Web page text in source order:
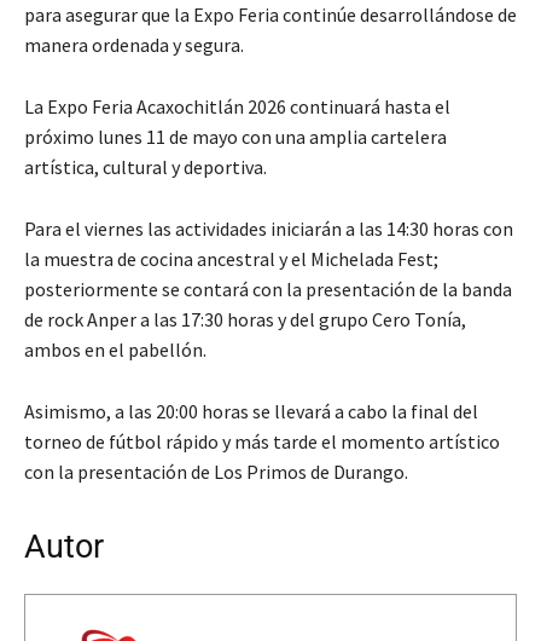
para asegurar que la Expo Feria continúe desarrollándose de
manera ordenada y segura.
La Expo Feria Acaxochitlán 2026 continuará hasta el
próximo lunes 11 de mayo con una amplia cartelera
artística, cultural y deportiva.
Para el viernes las actividades iniciarán a las 14:30 horas con
la muestra de cocina ancestral y el Michelada Fest;
posteriormente se contará con la presentación de la banda
de rock Anper a las 17:30 horas y del grupo Cero Tonía,
ambos en el pabellón.
Asimismo, a las 20:00 horas se llevará a cabo la final del
torneo de fútbol rápido y más tarde el momento artístico
con la presentación de Los Primos de Durango.
Autor